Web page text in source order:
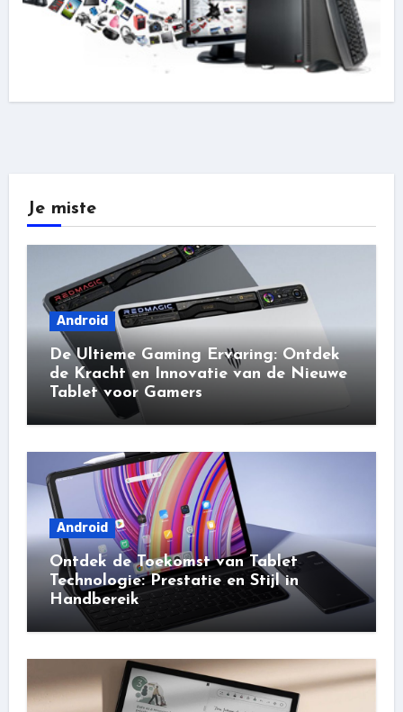
Je miste
Android
De Ultieme Gaming Ervaring: Ontdek
de Kracht en Innovatie van de Nieuwe
Tablet voor Gamers
Android
Ontdek de Toekomst van Tablet
Technologie: Prestatie en Stijl in
Handbereik